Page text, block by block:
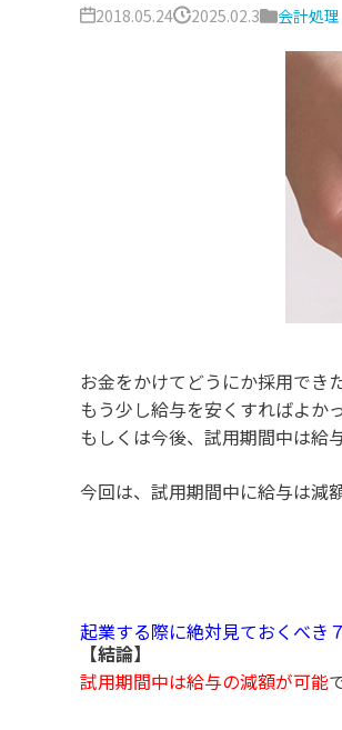
2018.05.24 2025.02.3 会計処理
お金をかけてどうにか採用でき
もう少し給与を安くすればよかっ
もしくは今後、試用期間中は給
今回は、試用期間中に給与は減
起業する際に絶対見ておくべき
【結論】
試用期間中は給与の減額が可能